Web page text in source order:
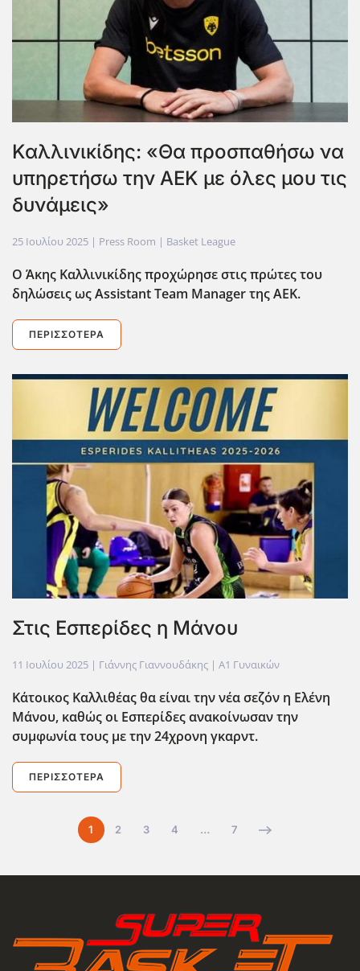
Καλλινικίδης: «Θα προσπαθήσω να
υπηρετήσω την ΑΕΚ με όλες μου τις
δυνάμεις»
25 Ιουλίου 2025 | Press Room | Basket League
Ο Άκης Καλλινικίδης προχώρησε στις πρώτες του
δηλώσεις ως Assistant Team Manager της ΑΕΚ.
ΠΕΡΙΣΣΌΤΕΡΑ
Στις Εσπερίδες η Μάνου
11 Ιουλίου 2025 | Γιάννης Γιαννουδάκης | Α1 Γυναικών
Κάτοικος Καλλιθέας θα είναι την νέα σεζόν η Ελένη
Μάνου, καθώς οι Εσπερίδες ανακοίνωσαν την
συμφωνία τους με την 24χρονη γκαρντ.
ΠΕΡΙΣΣΌΤΕΡΑ
1 2 3 4 … 7